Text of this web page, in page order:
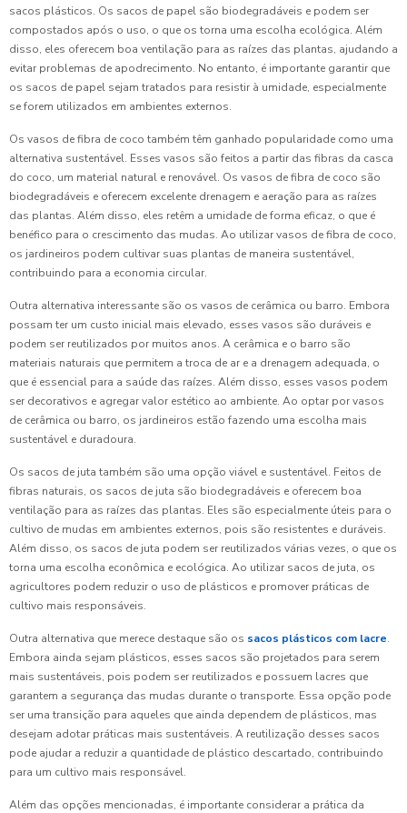
sacos plásticos. Os sacos de papel são biodegradáveis e podem ser
compostados após o uso, o que os torna uma escolha ecológica. Além
disso, eles oferecem boa ventilação para as raízes das plantas, ajudando a
evitar problemas de apodrecimento. No entanto, é importante garantir que
os sacos de papel sejam tratados para resistir à umidade, especialmente
se forem utilizados em ambientes externos.
Os vasos de fibra de coco também têm ganhado popularidade como uma
alternativa sustentável. Esses vasos são feitos a partir das fibras da casca
do coco, um material natural e renovável. Os vasos de fibra de coco são
biodegradáveis e oferecem excelente drenagem e aeração para as raízes
das plantas. Além disso, eles retêm a umidade de forma eficaz, o que é
benéfico para o crescimento das mudas. Ao utilizar vasos de fibra de coco,
os jardineiros podem cultivar suas plantas de maneira sustentável,
contribuindo para a economia circular.
Outra alternativa interessante são os vasos de cerâmica ou barro. Embora
possam ter um custo inicial mais elevado, esses vasos são duráveis e
podem ser reutilizados por muitos anos. A cerâmica e o barro são
materiais naturais que permitem a troca de ar e a drenagem adequada, o
que é essencial para a saúde das raízes. Além disso, esses vasos podem
ser decorativos e agregar valor estético ao ambiente. Ao optar por vasos
de cerâmica ou barro, os jardineiros estão fazendo uma escolha mais
sustentável e duradoura.
Os sacos de juta também são uma opção viável e sustentável. Feitos de
fibras naturais, os sacos de juta são biodegradáveis e oferecem boa
ventilação para as raízes das plantas. Eles são especialmente úteis para o
cultivo de mudas em ambientes externos, pois são resistentes e duráveis.
Além disso, os sacos de juta podem ser reutilizados várias vezes, o que os
torna uma escolha econômica e ecológica. Ao utilizar sacos de juta, os
agricultores podem reduzir o uso de plásticos e promover práticas de
cultivo mais responsáveis.
Outra alternativa que merece destaque são os sacos plásticos com lacre.
Embora ainda sejam plásticos, esses sacos são projetados para serem
mais sustentáveis, pois podem ser reutilizados e possuem lacres que
garantem a segurança das mudas durante o transporte. Essa opção pode
ser uma transição para aqueles que ainda dependem de plásticos, mas
desejam adotar práticas mais sustentáveis. A reutilização desses sacos
pode ajudar a reduzir a quantidade de plástico descartado, contribuindo
para um cultivo mais responsável.
Além das opções mencionadas, é importante considerar a prática da